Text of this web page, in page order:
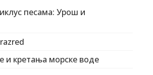
песама: Урош и
и кретања морске воде